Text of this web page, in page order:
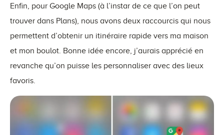
Enfin, pour Google Maps (à l’instar de ce que l’on peut
trouver dans Plans), nous avons deux raccourcis qui nous
permettent d’obtenir un itinéraire rapide vers ma maison
et mon boulot. Bonne idée encore, j’aurais apprécié en
revanche qu’on puisse les personnaliser avec des lieux
favoris.